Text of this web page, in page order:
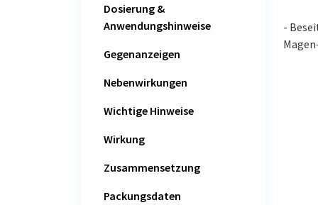
Dosierung &
Anwendungshinweise
Gegenanzeigen
Nebenwirkungen
Wichtige Hinweise
Wirkung
Zusammensetzung
Packungsdaten
-